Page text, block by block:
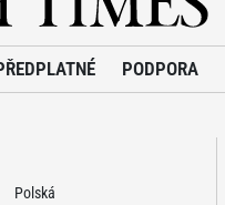
PODPORA
Polská